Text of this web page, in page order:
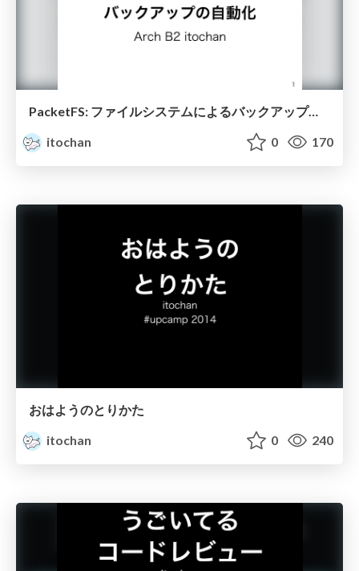
PacketFS: ファイルシステムによるバックアップの自動化
itochan
0 170
おはようのとりかた
itochan
0 240